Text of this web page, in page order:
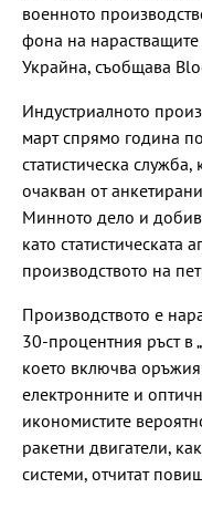
военното
фона на
Украйна, съобщава
Индустриалното
март спрямо година
статистическа
очакван от
Минното дело и
като статистическата
производството на
Производството е
30-процентния ръст в
което включва
електронните и
икономистите
ракетни двигатели,
системи, отчитат